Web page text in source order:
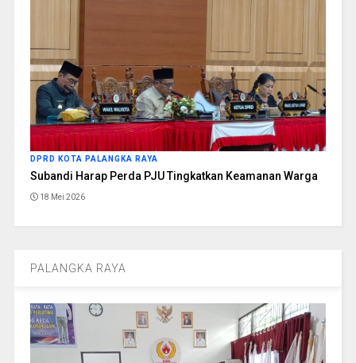
DPRD KOTA PALANGKA RAYA
Subandi Harap Perda PJU Tingkatkan Keamanan Warga
18 Mei 2026
PALANGKA RAYA